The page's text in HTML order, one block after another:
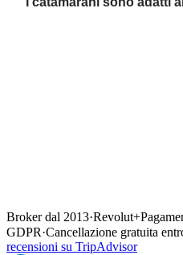
Broker dal 2013·Revolut+
GDPR·Cancellazione gratuita
recensioni su TripAdvisor